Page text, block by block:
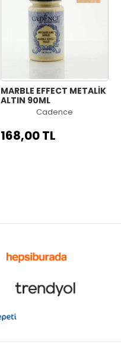
MARBLE EFFECT METALİK
ALTIN 90ML
Cadence
168,00 TL